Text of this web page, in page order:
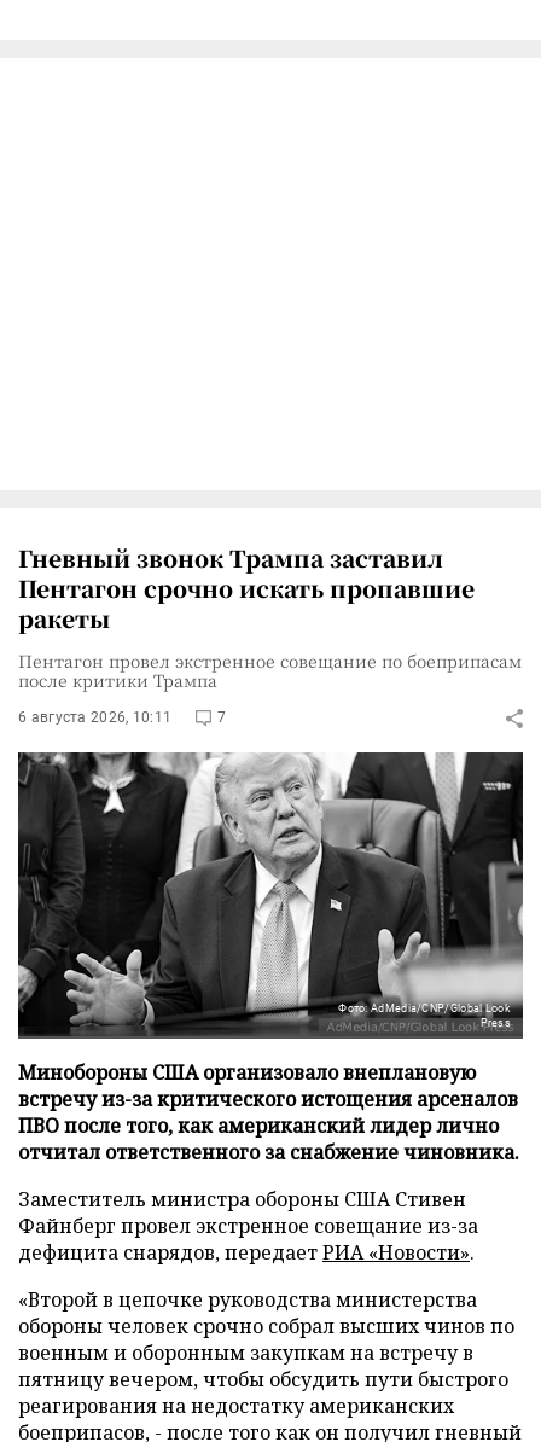
Гневный звонок Трампа заставил
Пентагон срочно искать пропавшие
ракеты
Пентагон провел экстренное совещание по боеприпасам
после критики Трампа
6 августа 2026, 10:11 7
Фото: AdMedia/CNP/Global Look
Press
Минобороны США организовало внеплановую
встречу из-за критического истощения арсеналов
ПВО после того, как американский лидер лично
отчитал ответственного за снабжение чиновника.
Заместитель министра обороны США Стивен
Файнберг провел экстренное совещание из-за
дефицита снарядов, передаетРИА «Новости».
«Второй в цепочке руководства министерства
обороны человек срочно собрал высших чинов по
военным и оборонным закупкам на встречу в
пятницу вечером, чтобы обсудить пути быстрого
реагирования на недостатку американских
боеприпасов, - после того как он получил гневный